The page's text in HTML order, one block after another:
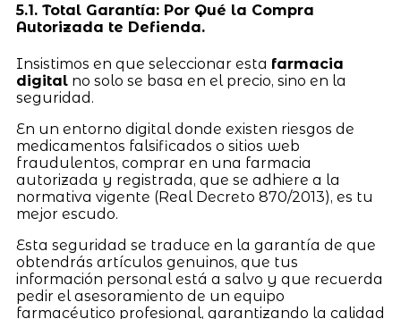
5.1. Total Garantía: Por Qué la Compra
Autorizada te Defienda.
Insistimos en que seleccionar esta farmacia
digitalno solo se basa en el precio, sino en la
seguridad.
En un entorno digital donde existen riesgos de
medicamentos falsificados o sitios web
fraudulentos, comprar en una farmacia
autorizada y registrada, que se adhiere a la
normativa vigente (Real Decreto 870/2013), es tu
mejor escudo.
Esta seguridad se traduce en la garantía de que
obtendrás artículos genuinos, que tus
información personal está a salvo y que recuerda
pedir el asesoramiento de un equipo
farmacéutico profesional, garantizando la calidad